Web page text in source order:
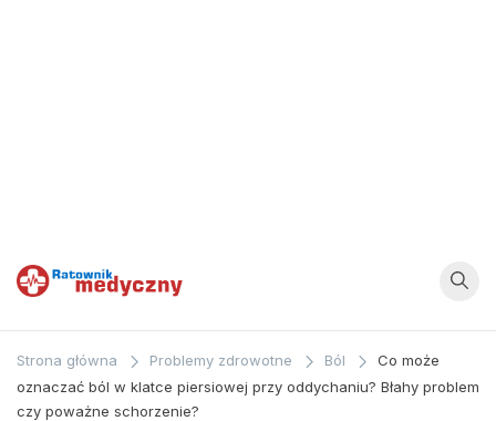
Ratownik
Medyczny
zagadnieniom z
dziedziny
Strona główna Problemy zdrowotne Ból
Co może
oznaczać ból w klatce piersiowej przy oddychaniu? Błahy problem
czy poważne schorzenie?